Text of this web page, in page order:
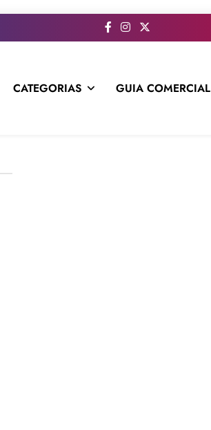
CATEGORIAS GUIA COMERCIAL